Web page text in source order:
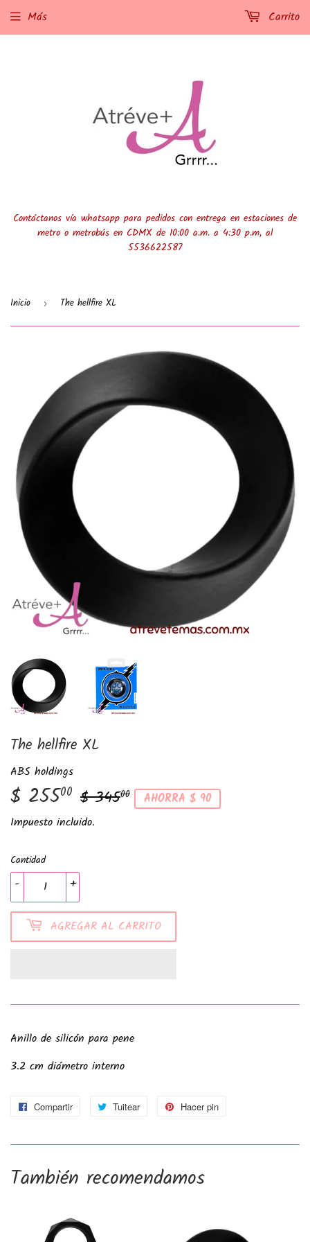
Contáctanos vía whatsapp para pedidos con entrega en estaciones de
metro o metrobús en CDMX de 10:00 a.m. a 4:30 p.m, al
5536622587
Más Carrito
Inicio › The hellfire XL
The hellfire XL
ABS holdings
$ 25500 $ 34500 Precio
$
Precio
$ AHORRA $ 90
Impuesto incluido.
Cantidad
+
-
AGREGAR AL CARRITO
Anillo de silicón para pene
3.2 cm diámetro interno
Compartir
Compartir
Facebook
Tuitear
Tuitear
Twitter
Hacer pin
Pinterest
También recomendamos